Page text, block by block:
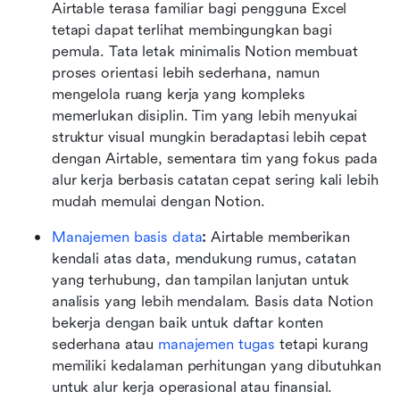
Airtable terasa familiar bagi pengguna Excel
tetapi dapat terlihat membingungkan bagi
pemula. Tata letak minimalis Notion membuat
proses orientasi lebih sederhana, namun
mengelola ruang kerja yang kompleks
memerlukan disiplin. Tim yang lebih menyukai
struktur visual mungkin beradaptasi lebih cepat
dengan Airtable, sementara tim yang fokus pada
alur kerja berbasis catatan cepat sering kali lebih
mudah memulai dengan Notion.
Manajemen basis data: Airtable memberikan
kendali atas data, mendukung rumus, catatan
yang terhubung, dan tampilan lanjutan untuk
analisis yang lebih mendalam. Basis data Notion
bekerja dengan baik untuk daftar konten
sederhana atau manajemen tugas tetapi kurang
memiliki kedalaman perhitungan yang dibutuhkan
untuk alur kerja operasional atau finansial.